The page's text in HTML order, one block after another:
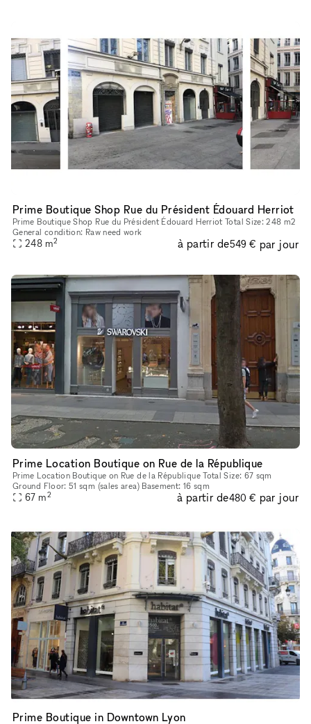
Prime Boutique Shop Rue du Président Édouard Herriot
Prime Boutique Shop Rue du Président Édouard Herriot Total Size: 248 m2
General condition: Raw need work
248 m2 à partir de549 € par jour
Prime Location Boutique on Rue de la République
Prime Location Boutique on Rue de la République Total Size: 67 sqm
Ground Floor: 51 sqm (sales area) Basement: 16 sqm
67 m2 à partir de480 € par jour
Prime Boutique in Downtown Lyon